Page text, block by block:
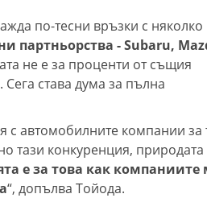
по-тесни връзки с
партньорства - Subaru,
не е за проценти от същия
става дума за пълна
с автомобилните компании за
тази конкуренция, природата
е за това как компаниите
“, допълва Тойода.